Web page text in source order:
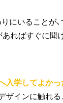
にいることが
ればすぐに
学してよか
インに触れる